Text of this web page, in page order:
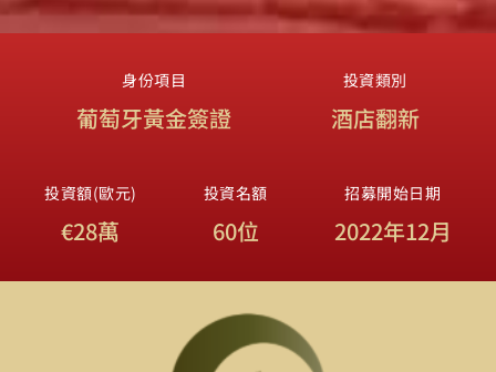
身份項目
葡萄牙黃金簽證
投資類別
酒店翻新
投資額(歐元)
€28萬
投資名額
60位
招募開始日期
2022年12月